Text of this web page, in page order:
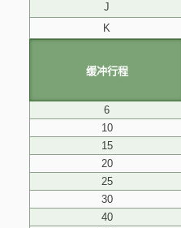
J
K
缓冲行程
6
10
15
20
25
30
40